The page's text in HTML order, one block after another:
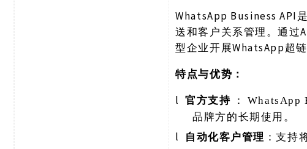
WhatsApp Business API
送和客户关系管理。通过
型企业开展WhatsApp超
特点与优势：
l 官方支持 ：
WhatsApp
品牌方的长期使用。
l 自动化客户管理 ：支持